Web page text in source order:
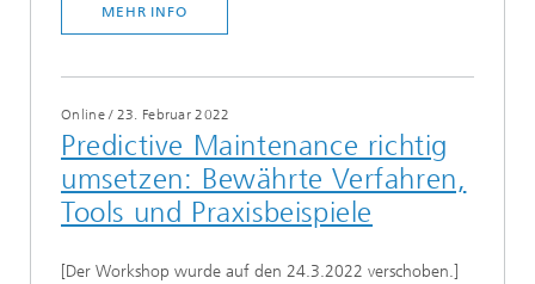
MEHR INFO
Online/ 23. Februar 2022
Predictive Maintenance richtig
umsetzen: Bewährte Verfahren,
Tools und Praxisbeispiele
[Der Workshop wurde auf den 24.3.2022 verschoben.]